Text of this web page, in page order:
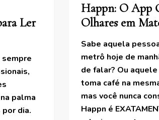
Ler
palma
dia.
Happn: O App
Olhares em
Sabe aquela
metrô hoje de
de falar? Ou
toma café na
mas você nunca
Happn é